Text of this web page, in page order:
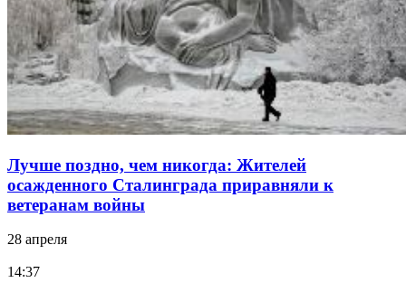
Лучше поздно, чем никогда: Жителей
осажденного Сталинграда приравняли к
ветеранам войны
28 апреля
14:37